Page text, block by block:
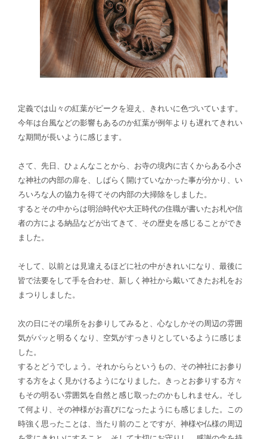
定義では山々の紅葉がピークを迎え、きれいに色づいています。
今年は台風などの影響もあるのか紅葉が例年よりも遅れてきれい
な期間が長いように感じます。
さて、先日、ひょんなことから、お寺の境内に古くからある小さ
な神社の内部の扉を、しばらく開けていなかった事が分かり、い
ろいろな人の協力を得てその内部の大掃除をしました。
するとその中からは明治時代や大正時代の住職が書いたお札や信
者の方による納品などが出てきて、その歴史を感じることができ
ました。
そして、以前とは見違えるほどに社の中がきれいになり、最後に
皆で法要をして手を合わせ、新しく神社から戴いてきたお札をお
まつりしました。
次の日にその場所をお参りしてみると、心なしかその周辺の雰囲
気がパッと明るくなり、空気がすっきりとしているように感じま
した。
するとどうでしょう。それかららというもの、その神社にお参り
する方をよく見かけるようになりました。きっとお参りする方々
もその明るい雰囲気を自然と感じ取ったのかもしれません。そし
て何より、その神様がお喜びになったようにも感じました。この
時強く思ったことは、当たり前のことですが、神様や仏様の周辺